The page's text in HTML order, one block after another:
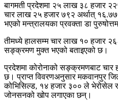
बागमती प्रदेशमा २५ लाख ३८ हजार
चार लाख २५ हजार ७९२ अर्थात्
भएको मन्त्रालयका प्रवक्ता डा
तीमध्ये हालसम्म चार लाख १० हजार
सङ्क्रमण मुक्त भएको बताइएको छ।
प्रदेशमा कोरोनाको सङ्क्रमणबाट चार
छ। प्राप्त विवरणअनुसार मकवानपुर
कोभिसिल्ड, १४ हजार ३०० ले भेरोसेल
जोनसनको खोप लगाएका छन्।